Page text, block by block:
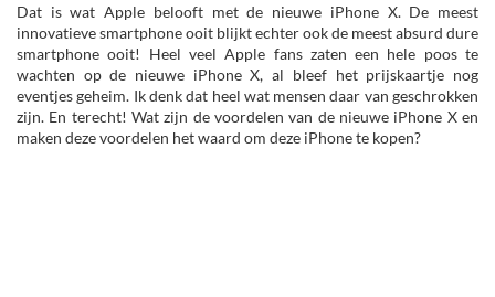
Dat is wat Apple belooft met de nieuwe iPhone X. De meest
innovatieve smartphone ooit blijkt echter ook de meest absurd dure
smartphone ooit! Heel veel Apple fans zaten een hele poos te
wachten op de nieuwe iPhone X, al bleef het prijskaartje nog
eventjes geheim. Ik denk dat heel wat mensen daar van geschrokken
zijn. En terecht! Wat zijn de voordelen van de nieuwe iPhone X en
maken deze voordelen het waard om deze iPhone te kopen?